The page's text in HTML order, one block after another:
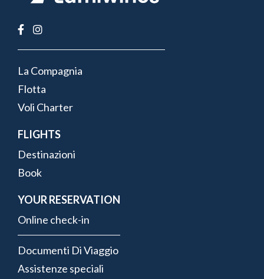
FOOTER
La Compagnia
Flotta
Voli Charter
FLIGHTS
Destinazioni
Book
YOUR RESERVATION
Online check-in
Documenti Di Viaggio
Assistenze speciali